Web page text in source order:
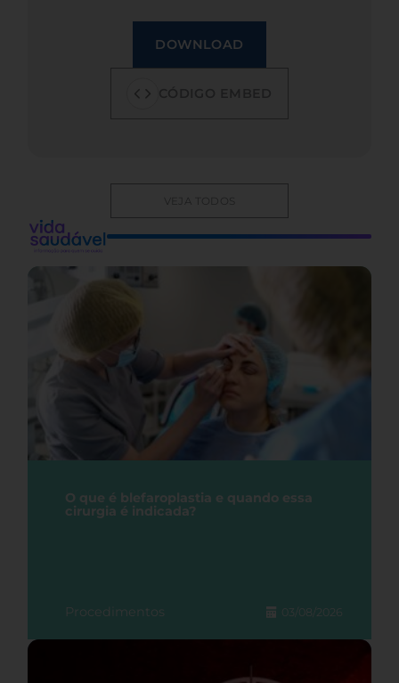
DOWNLOAD
VEJA TODOS
O que é blefaroplastia e quando essa
cirurgia é indicada?
Procedimentos 03/08/2026